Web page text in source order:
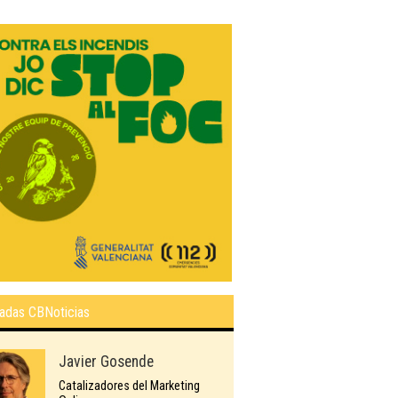
CBNoticias
Javier Gosende
Catalizadores del Marketing